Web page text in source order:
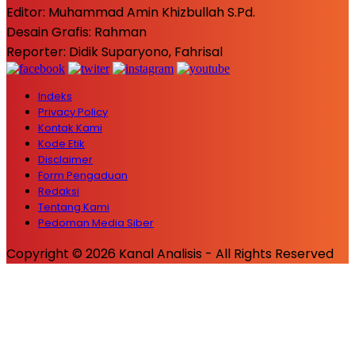
Editor: Muhammad Amin Khizbullah S.Pd.
Desain Grafis: Rahman
Reporter: Didik Suparyono, Fahrisal
Indeks
Privacy Policy
Kontak Kami
Kode Etik
Disclaimer
Form Pengaduan
Redaksi
Tentang Kami
Pedoman Media Siber
Copyright © 2026 Kanal Analisis - All Rights Reserved